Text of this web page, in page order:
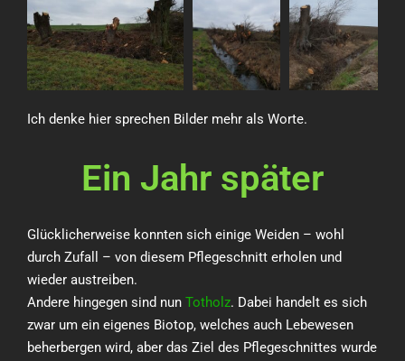
Ich denke hier sprechen Bilder mehr als Worte.
Ein Jahr später
Glücklicherweise konnten sich einige Weiden – wohl
durch Zufall – von diesem Pflegeschnitt erholen und
wieder austreiben.
Andere hingegen sind nun Totholz. Dabei handelt es sich
zwar um ein eigenes Biotop, welches auch Lebewesen
beherbergen wird, aber das Ziel des Pflegeschnittes wurde